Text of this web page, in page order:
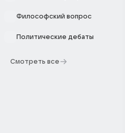
Философский вопрос
Политические дебаты
Смотреть все